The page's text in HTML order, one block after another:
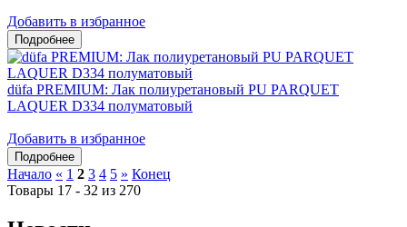
Добавить в избранное
düfa PREMIUM: Лак полиуретановый PU PARQUET
LAQUER D334 полуматовый
Добавить в избранное
Начало « 1 2 3 4 5 » Конец
Товары 17 - 32 из 270